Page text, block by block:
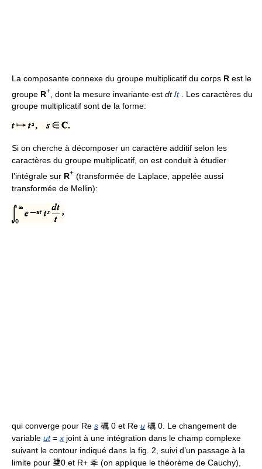
La composante connexe du groupe multiplicatif du corps R est le
groupe R+ , dont la mesure invariante est dt/t. Les caractères du
groupe multiplicatif sont de la forme:
Si on cherche à décomposer un caractère additif selon les
caractères du groupe multiplicatif, on est conduit à étudier
l’intégrale sur R+ (transformée de Laplace, appelée aussi
transformée de Mellin):
qui converge pour Re s 礪 0 et Re u 礪 0. Le changement de
variable ut= x joint à une intégration dans le champ complexe
suivant le contour indiqué dans la fig. 2, suivi d’un passage à la
limite pour 﨎0 et R+ 秊 (on applique le théorème de Cauchy),